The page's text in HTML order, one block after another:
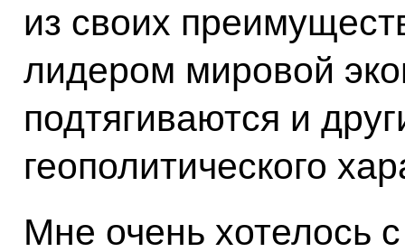
из своих
лидером мировой
подтягиваются и
геополитического
Мне очень хотелось